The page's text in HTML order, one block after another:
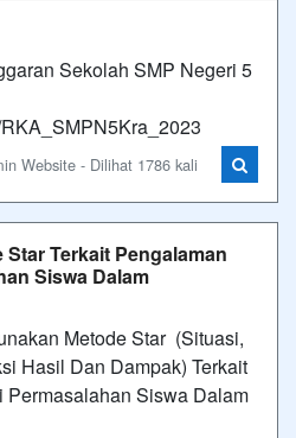
Sekolah SMP Negeri 5
Website - Dilihat 1786 kali
Terkait Pengalaman
Siswa Dalam
Metode Star (Situasi,
Hasil Dan Dampak) Terkait
Permasalahan Siswa Dalam